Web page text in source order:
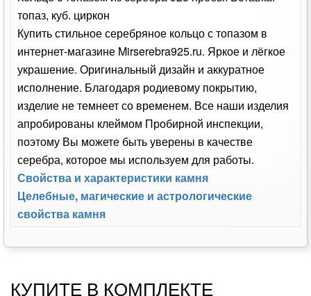
топаз, куб. циркон
Купить стильное серебряное кольцо с топазом в
интернет-магазине Mirserebra925.ru. Яркое и лёгкое
украшение. Оригинальный дизайн и аккуратное
исполнение. Благодаря родиевому покрытию,
изделие не темнеет со временем. Все наши изделия
апробированы клеймом Пробирной инспекции,
поэтому Вы можете быть уверены в качестве
серебра, которое мы используем для работы.
Свойства и характеристики камня
Целебные, магические и астрологические
свойства камня
КУПИТЕ В КОМПЛЕКТЕ